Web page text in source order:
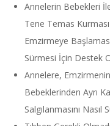
Annelerin Bebekleri
Tene Temas
Emzirmeye
Sürmesi İçin Destek
Annelere,
Bebeklerinden Ayrı
Salgılanmasını